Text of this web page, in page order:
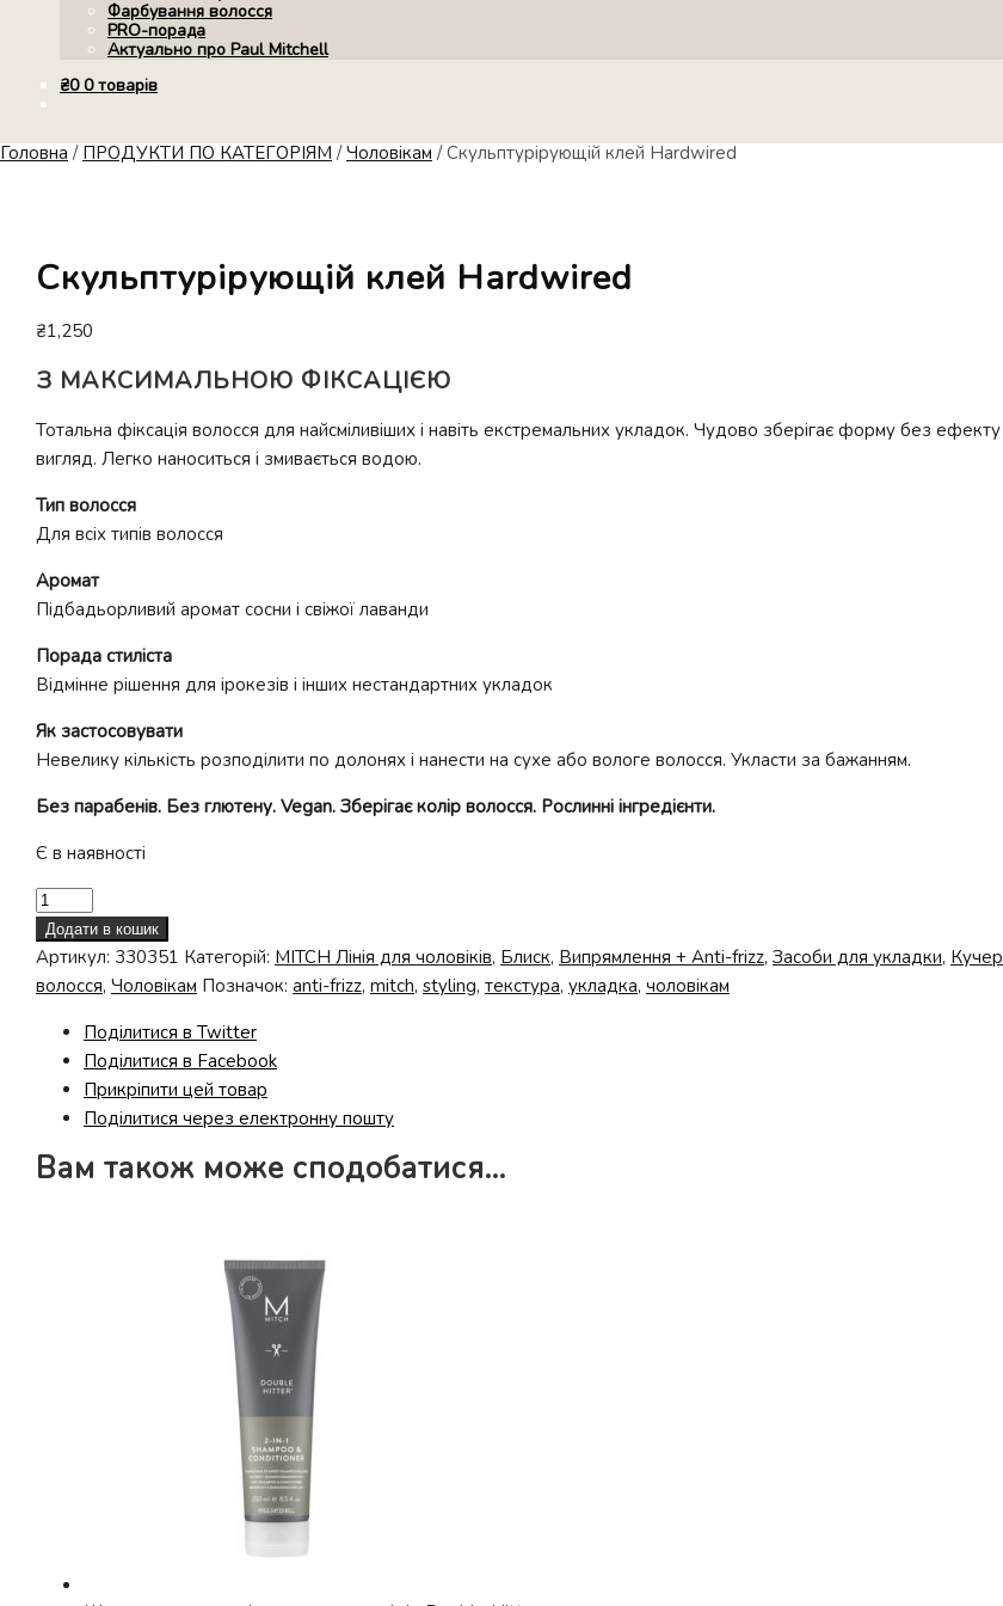
Фарбування волосся
PRO-порада
Актуально про Paul Mitchell
₴0 0 товарів
Головна / ПРОДУКТИ ПО КАТЕГОРІЯМ /Чоловікам /Скульптурірующій клей Hardwired
Скульптурірующій клей Hardwired
₴1,250
З МАКСИМАЛЬНОЮ ФІКСАЦІЄЮ
Тотальна фіксація волосся для найсміливіших і навіть екстремальних укладок. Чудово зберігає форму без
вигляд. Легко наноситься і змивається водою.
Тип волосся
Для всіх типів волосся
Аромат
Підбадьорливий аромат сосни і свіжої лаванди
Порада стиліста
Відмінне рішення для ірокезів і інших нестандартних укладок
Як застосовувати
Невелику кількість розподілити по долонях і нанести на сухе або вологе волосся. Укласти за бажанням.
Без парабенів. Без глютену. Vegan. Зберігає колір волосся. Рослинні інгредієнти.
Є в наявності
Скульптурірующій
клей
Hardwired
кількість
Додати в кошик
Артикул: 330351 Категорій: MITCH Лінія для чоловіків, Блиск, Випрямлення + Anti-frizz, Засоби для укладки,
волосся, Чоловікам Позначок: anti-frizz, mitch, styling, текстура, укладка, чоловікам
Поділитися в Twitter
Поділитися в Facebook
Прикріпити цей товар
Поділитися через електронну пошту
Вам також може сподобатися…